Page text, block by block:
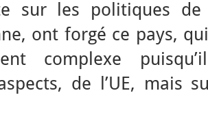
sur les politiques de
ont forgé ce pays,
complexe
de l’UE, mais